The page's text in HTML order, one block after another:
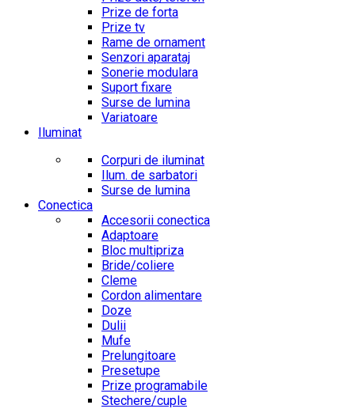
Prize de forta
Prize tv
Rame de ornament
Senzori aparataj
Sonerie modulara
Suport fixare
Surse de lumina
Variatoare
Iluminat
Corpuri de iluminat
Ilum. de sarbatori
Surse de lumina
Conectica
Accesorii conectica
Adaptoare
Bloc multipriza
Bride/coliere
Cleme
Cordon alimentare
Doze
Dulii
Mufe
Prelungitoare
Presetupe
Prize programabile
Stechere/cuple